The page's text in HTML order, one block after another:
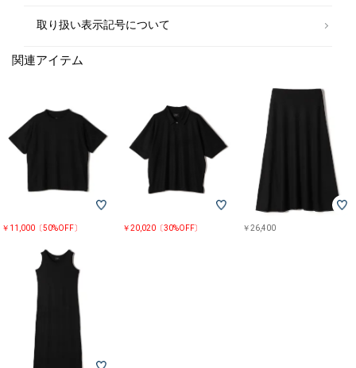
微光沢のある上品なウールジャージー素材を、その類稀なニット素材の縫
各アイテムには洗濯耐久性があり、その美しさを損なわず、中でもクルー
ネックのラインの美しさには定評がある。
新に黒一色に絞ったこのコレクションは、日常と日々に添える少しのラグ
ジュアリーである。
※末永く愛用頂く為に、アテンションタグを必ずご確認の上、着用又はお
取り扱いください。
取り扱い表示記号について
関連アイテム
￥11,000〔50%OFF〕 ￥20,020〔30%OFF〕 ￥26,400